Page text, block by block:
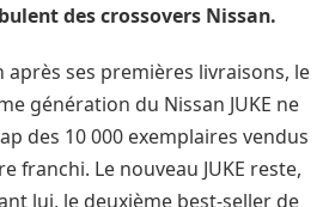
des crossovers Nissan.
après ses premières livraisons, le
génération du Nissan JUKE ne
des 10 000 exemplaires vendus
franchi. Le nouveau JUKE reste,
lui, le deuxième best-seller de